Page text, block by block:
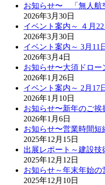
お知らせ〜 「無人航
2026年3月30日
イベント案内～ ４月
2026年3月30日
イベント案内～ 3月
2026年3月4日
お知らせ〜大須ドロ
2026年1月26日
イベント案内～ 2月17
2026年1月10日
お知らせ〜新年のご挨
2026年1月6日
お知らせ〜営業時間短
2025年12月15日
出展レポート～建設技
2025年12月12日
お知らせ～年末年始の
2025年12月10日